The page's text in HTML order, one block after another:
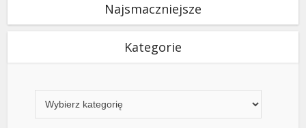
Najsmaczniejsze
Kategorie